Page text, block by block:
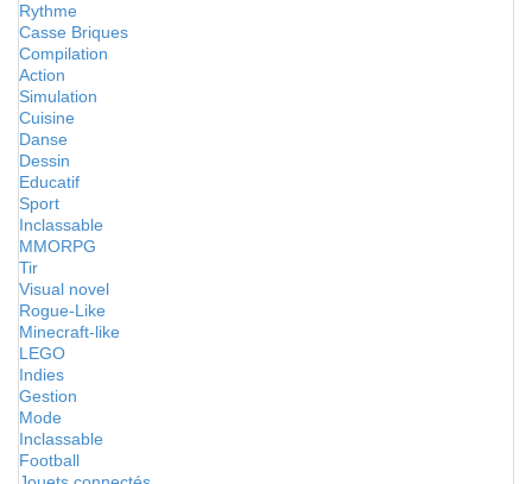
Rythme
Casse Briques
Compilation
Action
Simulation
Cuisine
Danse
Dessin
Educatif
Sport
Inclassable
MMORPG
Tir
Visual novel
Rogue-Like
Minecraft-like
LEGO
Indies
Gestion
Mode
Inclassable
Football